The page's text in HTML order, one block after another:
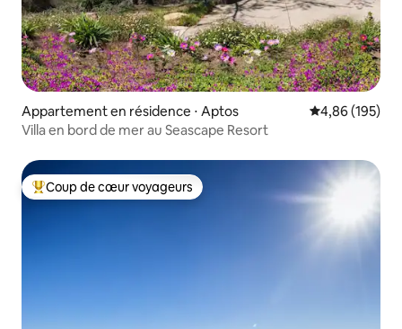
Appartement en résidence ⋅ Aptos Évaluation
4,86 (195)
Villa en bord de mer au Seascape Resort
Coups de cœur voyageurs les plus appréciés
Coup de cœur voyageurs